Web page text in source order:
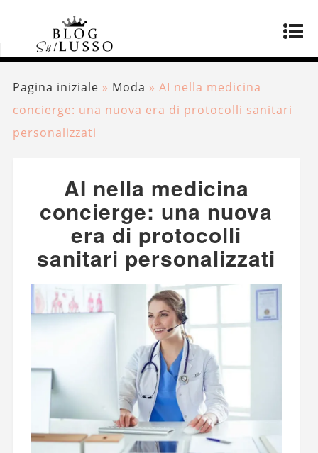
Pagina iniziale » Moda » AI nella medicina
concierge: una nuova era di protocolli sanitari
personalizzati
AI nella medicina
concierge: una nuova
era di protocolli
sanitari personalizzati